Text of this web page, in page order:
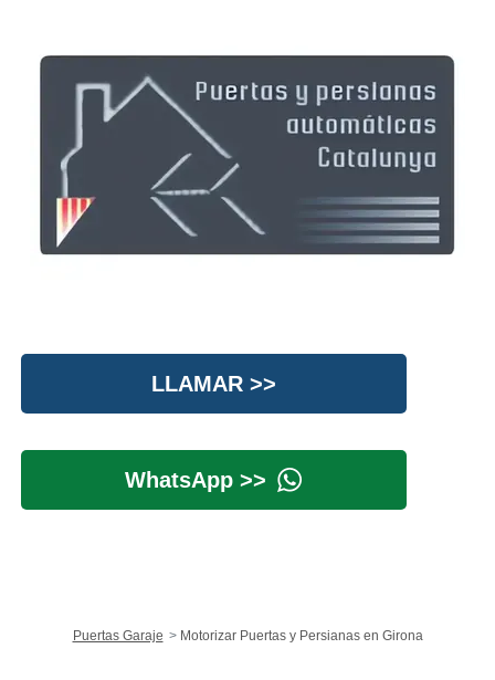
LLAMAR >>
WhatsApp >>
Puertas Garaje Motorizar Puertas y Persianas en Girona